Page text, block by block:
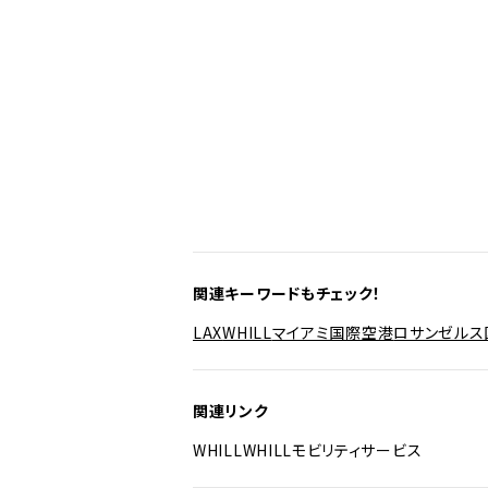
関連キーワードもチェック！
LAXWHILLマイアミ国際空港ロサンゼル
関連リンク
WHILLWHILLモビリティサービス